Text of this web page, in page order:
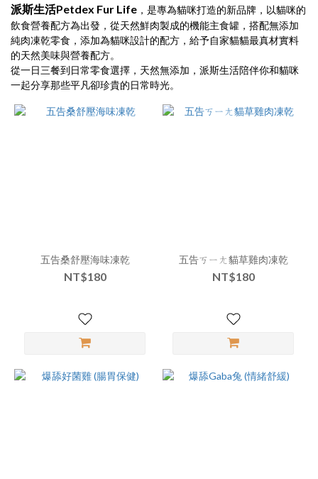
派斯生活Petdex Fur Life ，是專為貓咪打造的新品牌，以貓咪的
飲食營養配方為出發，從天然鮮肉製成的機能主食罐，搭配無添加
純肉凍乾零食，添加為貓咪設計的配方，給予自家貓貓最真材實料
的天然美味與營養配方。
從一日三餐到日常零食選擇，天然無添加，派斯生活陪伴你和貓咪
一起分享那些平凡卻珍貴的日常時光。
五告桑舒壓海味凍乾
NT$180
五告ㄎㄧㄤ貓草雞肉凍乾
NT$180